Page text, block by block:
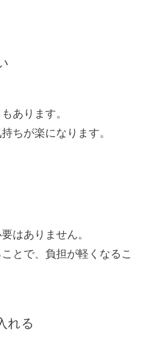
あります。
ちが楽になります。
はありません。
とで、負担が軽くなるこ
れる